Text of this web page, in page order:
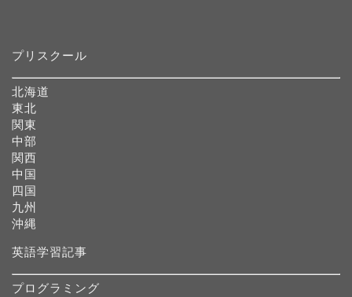
プリスクール
北海道
東北
関東
中部
関西
中国
四国
九州
沖縄
英語学習記事
プログラミング